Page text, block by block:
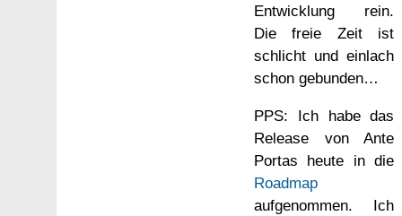
Entwicklung rein.
Die freie Zeit ist
schlicht und einlach
schon gebunden…
PPS: Ich habe das
Release von Ante
Portas heute in die
Roadmap
aufgenommen. Ich